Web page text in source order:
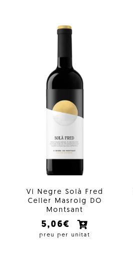
Vi Negre Solà Fred
Celler Masroig DO
Montsant
5,06€
preu per unitat